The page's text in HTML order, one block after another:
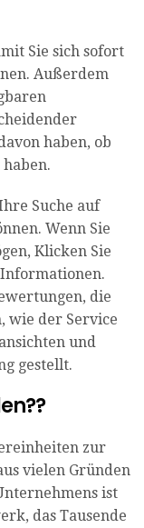
Sie sich sofort
Außerdem
haben, ob
Suche auf
Wenn Sie
Klicken Sie
die
wie der Service
und
gestellt.
zur
vielen Gründen
ist
das Tausende